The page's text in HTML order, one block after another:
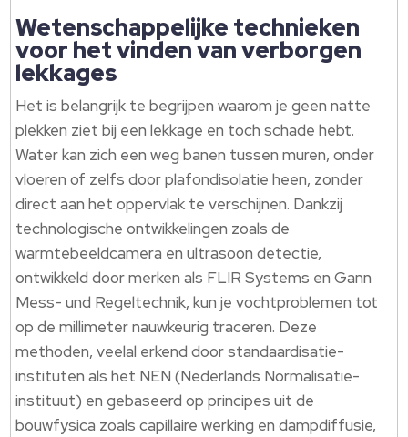
Wetenschappelijke technieken
voor het vinden van verborgen
lekkages
Het is belangrijk te begrijpen waarom je geen natte
plekken ziet bij een lekkage en toch schade hebt.
Water kan zich een weg banen tussen muren, onder
vloeren of zelfs door plafondisolatie heen, zonder
direct aan het oppervlak te verschijnen. Dankzij
technologische ontwikkelingen zoals de
warmtebeeldcamera en ultrasoon detectie,
ontwikkeld door merken als FLIR Systems en Gann
Mess- und Regeltechnik, kun je vochtproblemen tot
op de millimeter nauwkeurig traceren. Deze
methoden, veelal erkend door standaardisatie-
instituten als het NEN (Nederlands Normalisatie-
instituut) en gebaseerd op principes uit de
bouwfysica zoals capillaire werking en dampdiffusie,